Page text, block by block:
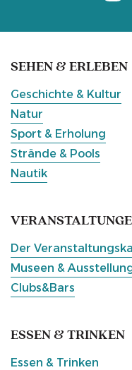
SEHEN & ERLEBEN
Geschichte & Kultur
Natur
Sport & Erholung
Strände & Pools
Nautik
Der
Museen &
Clubs&Bars
ESSEN & TRINKEN
Essen & Trinken